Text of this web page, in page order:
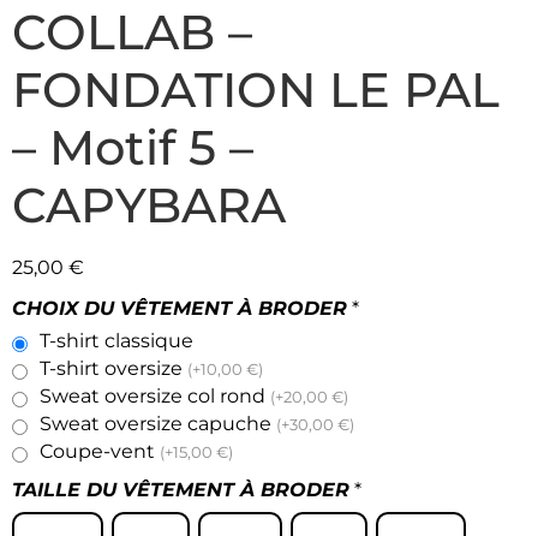
COLLAB –
FONDATION LE PAL
– Motif 5 –
CAPYBARA
25,00 €
CHOIX DU VÊTEMENT À BRODER *
T-shirt classique
T-shirt oversize (+10,00 €)
Sweat oversize col rond (+20,00 €)
Sweat oversize capuche (+30,00 €)
Coupe-vent (+15,00 €)
TAILLE DU VÊTEMENT À BRODER *